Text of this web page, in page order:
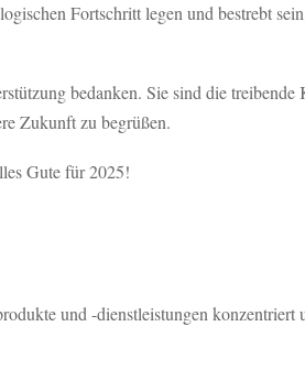
Fortschritt legen und bestrebt
bedanken. Sie sind die
Zukunft zu begrüßen.
Gute für 2025!
und -dienstleistungen